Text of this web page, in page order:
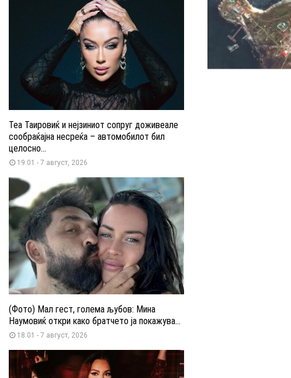
Теа Таировиќ и нејзиниот сопруг доживеале
сообраќајна несреќа – автомобилот бил
целосно...
19:01 - 7 август, 2026
(Фото) Мал гест, голема љубов: Мина
Наумовиќ откри како братчето ја покажува...
18:01 - 7 август, 2026